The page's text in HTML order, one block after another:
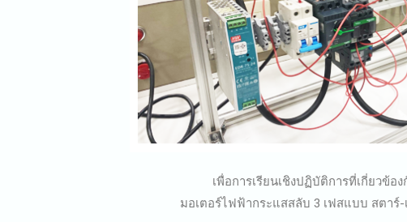
เพื่อการเรียนเชิงปฏิบัติการที่เกี่ยวข้อง
มอเตอร์ไฟฟ้ากระแสสลับ 3 เฟสแบบ สตาร์-